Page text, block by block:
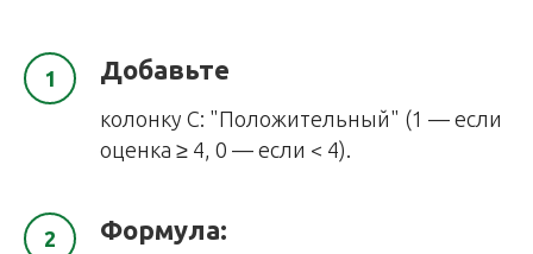
Добавьте
колонку C: "Положительный" (1 — если
оценка ≥ 4, 0 — если < 4).
Формула: